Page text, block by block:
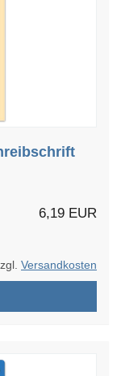
6,19 EUR
Versandkosten